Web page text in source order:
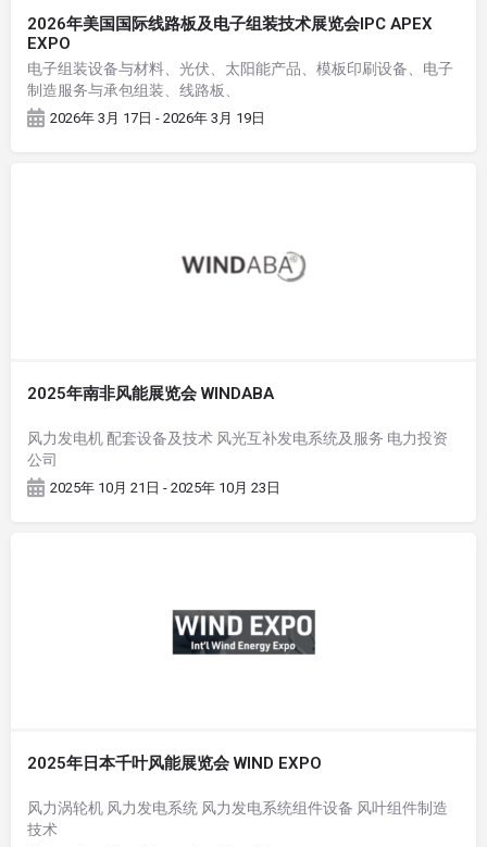
2026年美国国际线路板及电子组装技术展览会IPC APEX
EXPO
电子组装设备与材料、光伏、太阳能产品、模板印刷设备、电子
制造服务与承包组装、线路板、
2026年 3月 17日 - 2026年 3月 19日
2025年南非风能展览会 WINDABA
风力发电机 配套设备及技术 风光互补发电系统及服务 电力投资
公司
2025年 10月 21日 - 2025年 10月 23日
2025年日本千叶风能展览会 WIND EXPO
风力涡轮机 风力发电系统 风力发电系统组件设备 风叶组件制造
技术